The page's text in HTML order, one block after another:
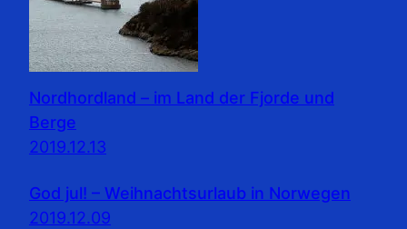
Nordhordland – im Land der Fjorde und
Berge
2019.12.13
God jul! – Weihnachtsurlaub in Norwegen
2019.12.09